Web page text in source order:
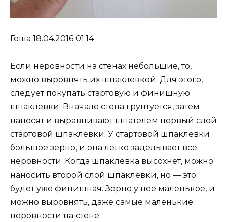
Гоша 18.04.2016 01:14
Если неровности на стенах небольшие, то,
можно выровнять их шпаклевкой. Для этого,
следует покупать стартовую и финишную
шпаклевки. Вначале стена грунтуется, затем
наносят и выравнивают шпателем первый слой
стартовой шпаклевки. У стартовой шпаклевки
большое зерно, и она легко заделывает все
неровности. Когда шпаклевка высохнет, можно
наносить второй слой шпаклевки, но — это
будет уже финишная. Зерно у нее маленькое, и
можно выровнять, даже самые маленькие
неровности на стене.